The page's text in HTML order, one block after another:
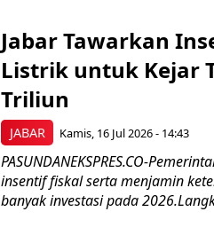
JABAR
Jabar Tawarkan
Listrik untuk Kejar
Triliun
Kamis, 16 Jul 2026 - 14:43
PASUNDANEKSPRES.CO-
insentif fiskal serta menjamin
banyak investasi pada